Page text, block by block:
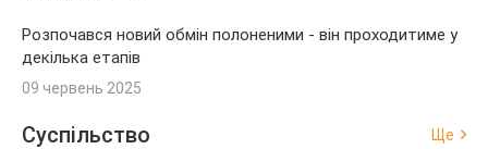
Розпочався новий обмін полоненими - він проходитиме у
декілька етапів
09 червень 2025
Суспільство Ще